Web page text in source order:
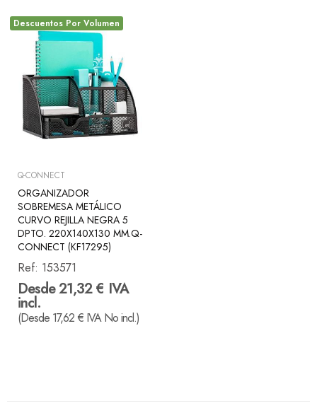
Descuentos Por Volumen
Q-CONNECT
ORGANIZADOR
SOBREMESA METÁLICO
CURVO REJILLA NEGRA 5
DPTO. 220X140X130 MM.Q-
CONNECT (KF17295)
Ref: 153571
Desde 21,32 € IVA
incl.
(Desde 17,62 € IVA No incl.)